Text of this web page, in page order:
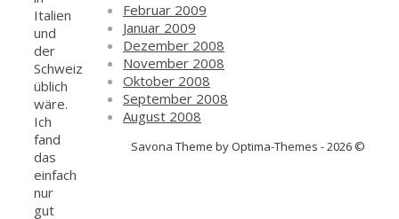
Italien
und
der
Schweiz
üblich
wäre.
Ich
fand
das
einfach
nur
gut
Februar 2009
Januar 2009
Dezember 2008
November 2008
Oktober 2008
September 2008
August 2008
Savona Theme by Optima-Themes - 2026 ©